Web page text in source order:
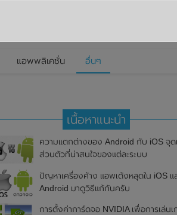
แอพพลิเคชั่น อื่นๆ
เนื้อหาแนะนำ
ความแตกต่างของ Android กับ iOS จุด
ส่วนตัวที่น่าสนใจของแต่ละระบบ
ปัญหาเครื่องค้าง แอพเด้งหลุดใน iOS แ
Android มาดูวิธีแก้กันครับ
การตั้งค่าการ์ดจอ NVIDIA เพื่อการเล่น